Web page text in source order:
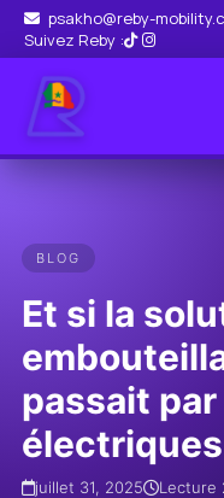
psakho@reby-
Suivez Reby :
BLOG
Et si la
passait
juillet 31, 2025
Lecture